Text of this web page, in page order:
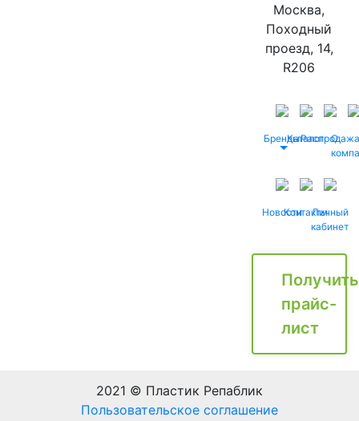
Москва,
Походный
проезд, 14,
R206
БрендыКаталог
Распродажа
О
НовостиКонтактыЛичный
кабинет
Получить
прайс-
лист
2021 © Пластик Репаблик
Пользовательское соглашение